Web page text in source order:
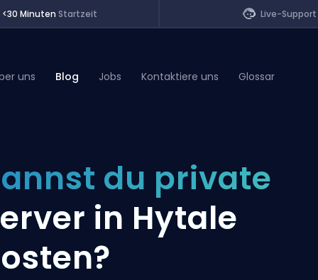
<30 Minuten Startzeit Live-Support
uns Blog Jobs Kontaktiere uns Glossar
du private
in Hytale